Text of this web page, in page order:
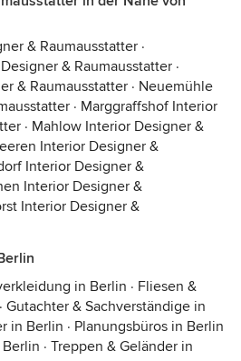
& Raumausstatter ·
& Raumausstatter ·
& Raumausstatter · Neuemühle
· Marggraffshof Interior
· Mahlow Interior Designer &
Interior Designer &
Interior Designer &
Interior Designer &
Interior Designer &
in Berlin · Fliesen &
· Gutachter & Sachverständige in
in Berlin · Planungsbüros in Berlin
· Treppen & Geländer in